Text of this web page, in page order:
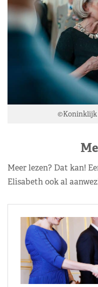
©Koninklijk
Meer lezen? Dat kan!
Elisabeth ook al